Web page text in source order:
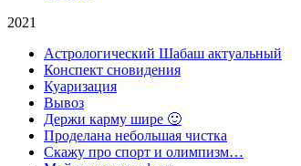
2021
Астрологический Шабаш актуальный
Конспект сновидения
Куаризация
Вывоз
Держи карму шире 🙂
Проделана небольшая чистка
Скажу про спорт и олимпизм…